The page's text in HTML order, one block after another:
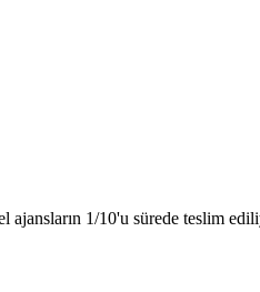
ajansların 1/10'u sürede teslim